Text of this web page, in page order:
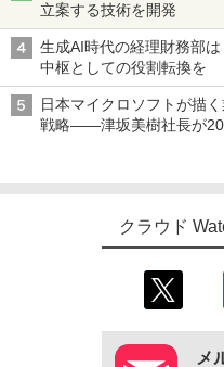
立案する技術を開発
生成AI時代の経理財務部
中枢としての役割転換を
日本マイクロソフトが描
戦略――津坂美樹社長が
クラウド
メ